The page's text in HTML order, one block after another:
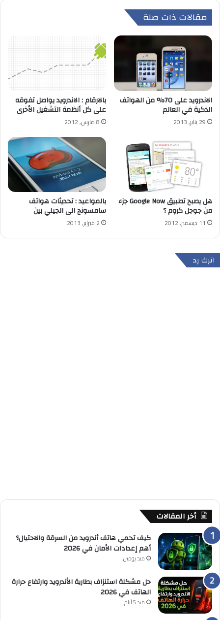
مقالات ذات صلة
الاندرويد على 70% من الهواتف
الذكية في العالم
29 يناير, 2013
بالارقام : الاندرويد يواصل تفوقه
على كل أنظمة التشغيل الأخرى
8 مارس, 2012
هل يصبح تطبيق Google Now جزء
من جوجل كروم ؟
11 ديسمبر, 2012
بالمواعيد : تحديثات هواتف
سامسونج الى الجيلي بين
2 فبراير, 2013
اترك رد
أخر المقالات
كيف تحمي هاتف أندرويد من السرقة والاحتيال؟
أهم إعدادات الأمان في 2026
منذ يومين
حل مشكلة استنزاف بطارية الأندرويد وارتفاع حرارة
الهاتف في 2026
منذ 5 أيام